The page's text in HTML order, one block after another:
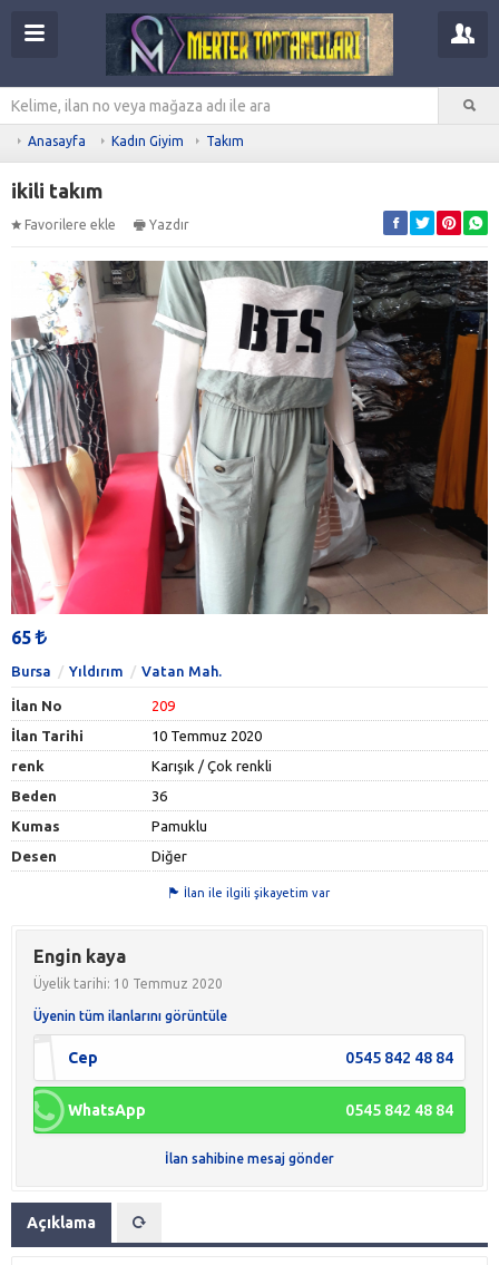
Anasayfa Kadın Giyim Takım
ikili takım
Favorilere ekle Yazdır
65
Bursa Yıldırım Vatan Mah.
İlan No
209
İlan Tarihi
10 Temmuz 2020
renk
Karışık / Çok renkli
Beden
36
Kumas
Pamuklu
Desen
Diğer
İlan ile ilgili şikayetim var
Engin kaya
Üyelik tarihi: 10 Temmuz 2020
Üyenin tüm ilanlarını görüntüle
Cep 0545 842 48 84
WhatsApp 0545 842 48 84
İlan sahibine mesaj gönder
Açıklama